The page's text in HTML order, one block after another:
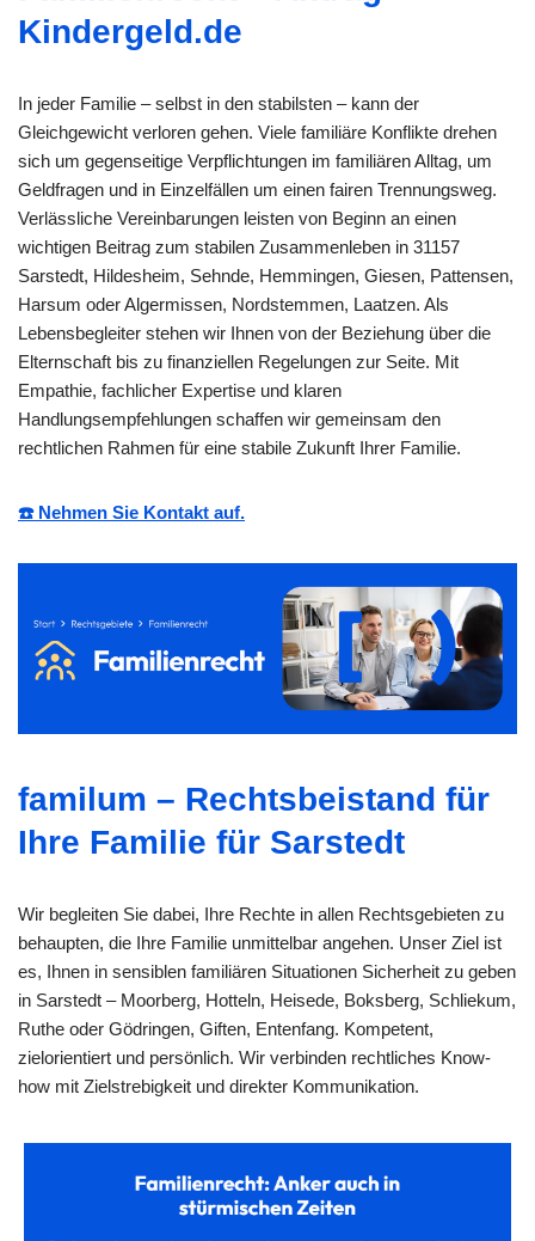
Kindergeld.de
In jeder Familie – selbst in den stabilsten – kann der
Gleichgewicht verloren gehen. Viele familiäre Konflikte drehen
sich um gegenseitige Verpflichtungen im familiären Alltag, um
Geldfragen und in Einzelfällen um einen fairen Trennungsweg.
Verlässliche Vereinbarungen leisten von Beginn an einen
wichtigen Beitrag zum stabilen Zusammenleben in 31157
Sarstedt, Hildesheim, Sehnde, Hemmingen, Giesen, Pattensen,
Harsum oder Algermissen, Nordstemmen, Laatzen. Als
Lebensbegleiter stehen wir Ihnen von der Beziehung über die
Elternschaft bis zu finanziellen Regelungen zur Seite. Mit
Empathie, fachlicher Expertise und klaren
Handlungsempfehlungen schaffen wir gemeinsam den
rechtlichen Rahmen für eine stabile Zukunft Ihrer Familie.
☎️ Nehmen Sie Kontakt auf.
familum – Rechtsbeistand für
Ihre Familie für Sarstedt
Wir begleiten Sie dabei, Ihre Rechte in allen Rechtsgebieten zu
behaupten, die Ihre Familie unmittelbar angehen. Unser Ziel ist
es, Ihnen in sensiblen familiären Situationen Sicherheit zu geben
in Sarstedt – Moorberg, Hotteln, Heisede, Boksberg, Schliekum,
Ruthe oder Gödringen, Giften, Entenfang. Kompetent,
zielorientiert und persönlich. Wir verbinden rechtliches Know-
how mit Zielstrebigkeit und direkter Kommunikation.